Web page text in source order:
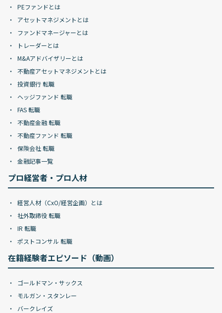
PEファンドとは
アセットマネジメントとは
ファンドマネージャーとは
トレーダーとは
M&Aアドバイザリーとは
不動産アセットマネジメントとは
投資銀行 転職
ヘッジファンド 転職
FAS 転職
不動産金融 転職
不動産ファンド 転職
保険会社 転職
金融記事一覧
プロ経営者・プロ人材
経営人材（CxO/経営企画）とは
社外取締役 転職
IR 転職
ポストコンサル 転職
在籍経験者エピソード（動画）
ゴールドマン・サックス
モルガン・スタンレー
バークレイズ